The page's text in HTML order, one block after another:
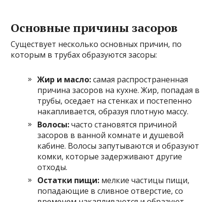
Основные причины засоров
Существует несколько основных причин, по
которым в трубах образуются засоры:
Жир и масло:самая распространенная
причина засоров на кухне. Жир, попадая в
трубы, оседает на стенках и постепенно
накапливается, образуя плотную массу.
Волосы:часто становятся причиной
засоров в ванной комнате и душевой
кабине. Волосы запутываются и образуют
комки, которые задерживают другие
отходы.
Остатки пищи: мелкие частицы пищи,
попадающие в сливное отверстие, со